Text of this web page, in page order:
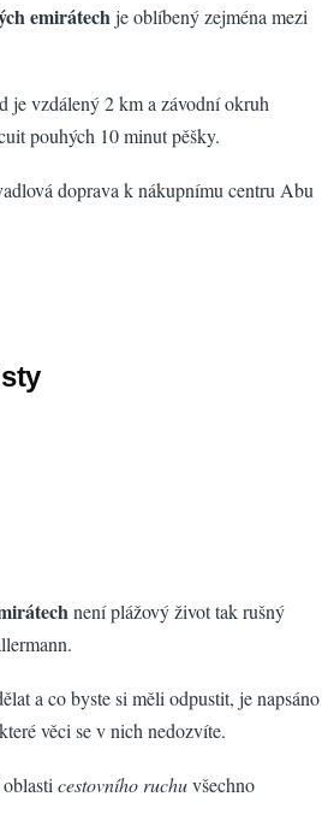
emirátechje oblíbený zejména mezi
je vzdálený 2 km a závodní okruh
pouhých 10 minut pěšky.
doprava k nákupnímu centru Abu
není plážový život tak rušný
a co byste si měli odpustit, je napsáno
věci se v nich nedozvíte.
cestovního ruchuvšechno